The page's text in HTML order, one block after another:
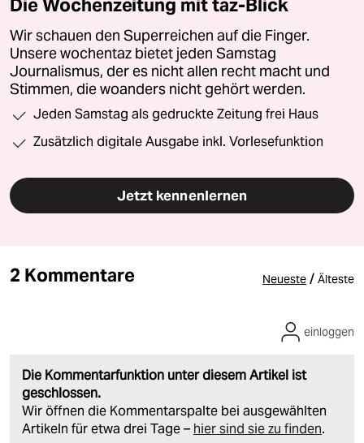
Die Wochenzeitung mit taz-Blick
Wir schauen den Superreichen auf die Finger.
Unsere wochentaz bietet jeden Samstag
Journalismus, der es nicht allen recht macht und
Stimmen, die woanders nicht gehört werden.
Jeden Samstag als gedruckte Zeitung frei Haus
Zusätzlich digitale Ausgabe inkl. Vorlesefunktion
Jetzt kennenlernen
2 Kommentare Neueste / Älteste
Die Kommentarfunktion unter diesem Artikel ist
geschlossen.
Wir öffnen die Kommentarspalte bei ausgewählten
Artikeln für etwa drei Tage – hier sind sie zu finden.
einloggen